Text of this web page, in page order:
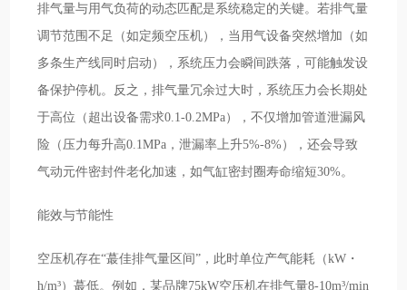
排气量与用气负荷的动态匹配是系统稳定的关键。若排气量
调节范围不足（如定频空压机），当用气设备突然增加（如
多条生产线同时启动），系统压力会瞬间跌落，可能触发设
备保护停机。反之，排气量冗余过大时，系统压力会长期处
于高位（超出设备需求0.1-0.2MPa），不仅增加管道泄漏风
险（压力每升高0.1MPa，泄漏率上升5%-8%），还会导致
气动元件密封件老化加速，如气缸密封圈寿命缩短30%。
能效与节能性
空压机存在“蕞佳排气量区间”，此时单位产气能耗（kW・
h/m³）蕞低。例如，某品牌75kW空压机在排气量8-10m³/min